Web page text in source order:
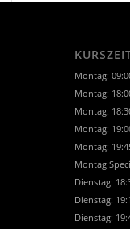
Montag:
Montag:
Montag:
Montag:
Montag:
Montag
Dienstag:
Dienstag:
Dienstag: